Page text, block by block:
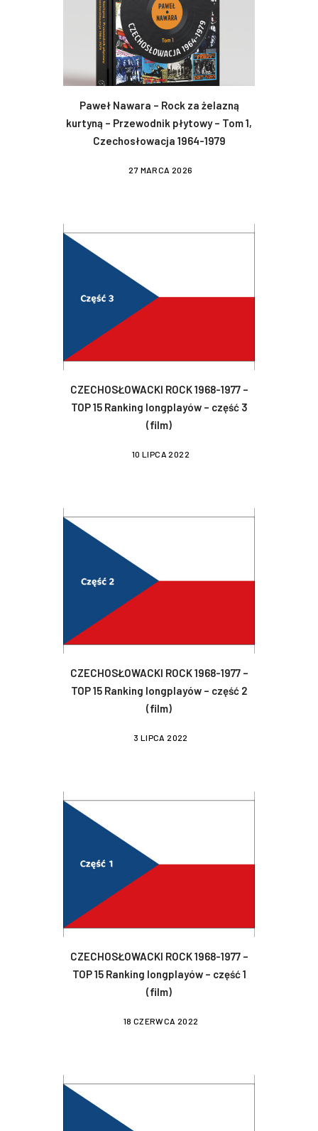
Paweł Nawara – Rock za żelazną
kurtyną – Przewodnik płytowy – Tom 1,
Czechosłowacja 1964-1979
27 MARCA 2026
CZECHOSŁOWACKI ROCK 1968-1977 –
TOP 15 Ranking longplayów – część 3
(film)
10 LIPCA 2022
CZECHOSŁOWACKI ROCK 1968-1977 –
TOP 15 Ranking longplayów – część 2
(film)
3 LIPCA 2022
CZECHOSŁOWACKI ROCK 1968-1977 –
TOP 15 Ranking longplayów – część 1
(film)
18 CZERWCA 2022